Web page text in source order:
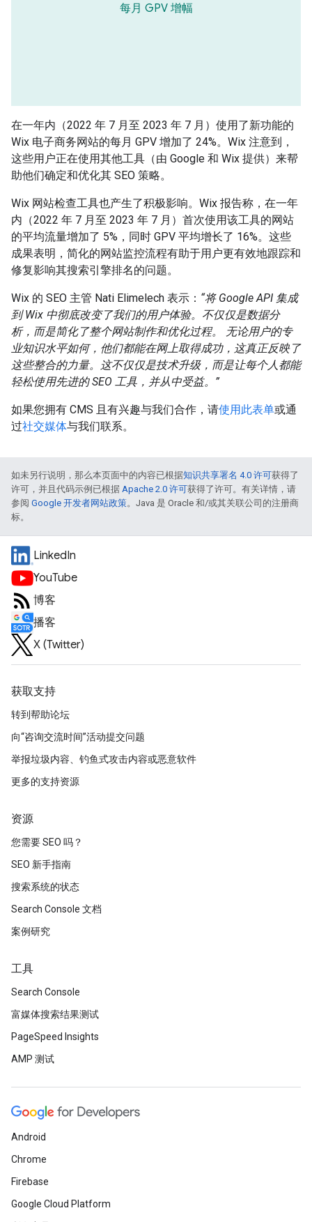
每月 GPV 增幅
在一年内（2022 年 7 月至 2023 年 7 月）使用了新功能的
Wix 电子商务网站的每月 GPV 增加了 24%。Wix 注意到，
这些用户正在使用其他工具（由 Google 和 Wix 提供）来帮
助他们确定和优化其 SEO 策略。
Wix 网站检查工具也产生了积极影响。Wix 报告称，在一年
内（2022 年 7 月至 2023 年 7 月）首次使用该工具的网站
的平均流量增加了 5%，同时 GPV 平均增长了 16%。这些
成果表明，简化的网站监控流程有助于用户更有效地跟踪和
修复影响其搜索引擎排名的问题。
Wix 的 SEO 主管 Nati Elimelech 表示： “将 Google API 集成
到 Wix 中彻底改变了我们的用户体验。不仅仅是数据分
析，而是简化了整个网站制作和优化过程。 无论用户的专
业知识水平如何，他们都能在网上取得成功，这真正反映了
这些整合的力量。这不仅仅是技术升级，而是让每个人都能
轻松使用先进的 SEO 工具，并从中受益。”
如果您拥有 CMS 且有兴趣与我们合作，请使用此表单或通
过社交媒体与我们联系。
如未另行说明，那么本页面中的内容已根据知识共享署名 4.0 许可获得了
许可，并且代码示例已根据 Apache 2.0 许可获得了许可。有关详情，请
参阅 Google 开发者网站政策。Java 是 Oracle 和/或其关联公司的注册商
标。
LinkedIn
YouTube
博客
播客
X (Twitter)
获取支持
转到帮助论坛
向“咨询交流时间”活动提交问题
举报垃圾内容、钓鱼式攻击内容或恶意软件
更多的支持资源
资源
您需要 SEO 吗？
SEO 新手指南
搜索系统的状态
Search Console 文档
案例研究
工具
Search Console
富媒体搜索结果测试
PageSpeed Insights
AMP 测试
Android
Chrome
Firebase
Google Cloud Platform